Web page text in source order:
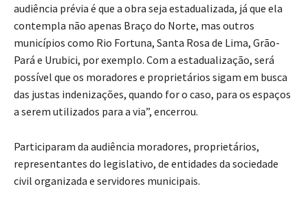
audiência prévia é que a obra seja estadualizada, já que ela
contempla não apenas Braço do Norte, mas outros
municípios como Rio Fortuna, Santa Rosa de Lima, Grão-
Pará e Urubici, por exemplo. Com a estadualização, será
possível que os moradores e proprietários sigam em busca
das justas indenizações, quando for o caso, para os espaços
a serem utilizados para a via”, encerrou.
Participaram da audiência moradores, proprietários,
representantes do legislativo, de entidades da sociedade
civil organizada e servidores municipais.